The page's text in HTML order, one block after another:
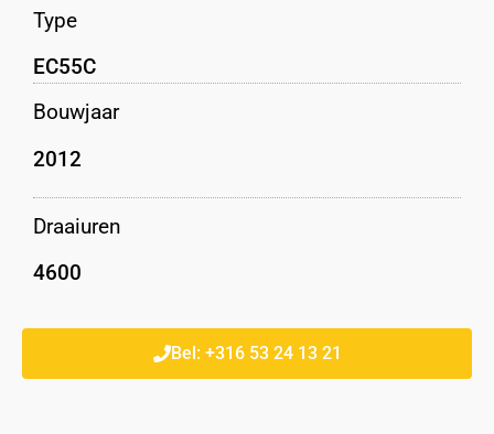
Type
EC55C
Bouwjaar
2012
Draaiuren
4600
Bel: +316 53 24 13 21